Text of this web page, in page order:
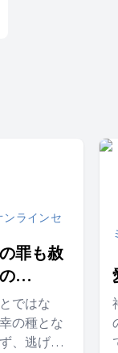
ンラインセ
罪も赦
との出
ではな
の種とな
、逃げ続